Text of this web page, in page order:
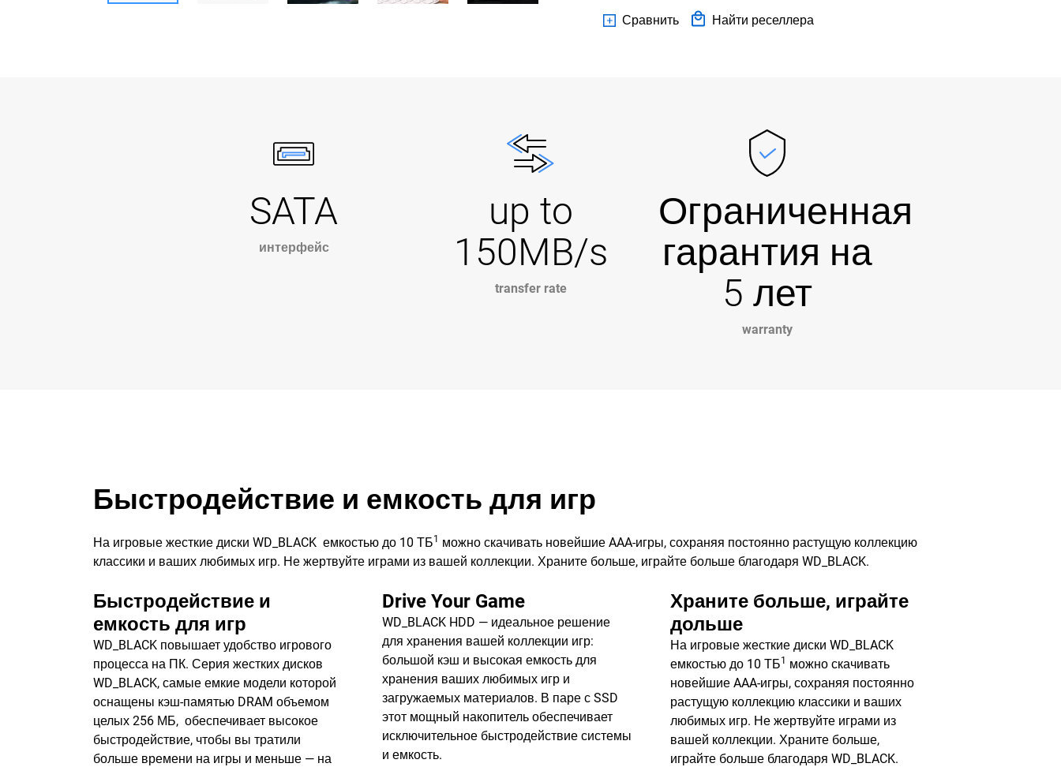
Сравнить Найти реселлера
SATA
интерфейс
up to
150MB/s
transfer rate
Ограниченная
гарантия на
5 лет
warranty
Быстродействие и емкость для игр
На игровые жесткие диски WD_BLACK емкостью до 10 ТБ1
можно скачивать новейшие AAA-игры, сохраняя постоянно растущую коллекцию
классики и ваших любимых игр. Не жертвуйте играми из вашей коллекции. Храните больше, играйте больше благодаря WD_BLACK.
Быстродействие и
емкость для игр
WD_BLACK повышает удобство игрового
процесса на ПК. Серия жестких дисков
WD_BLACK, самые емкие модели которой
оснащены кэш-памятью DRAM объемом
целых 256 МБ, обеспечивает высокое
быстродействие, чтобы вы тратили
больше времени на игры и меньше — на
Drive Your Game
WD_BLACK HDD — идеальное решение
для хранения вашей коллекции игр:
большой кэш и высокая емкость для
хранения ваших любимых игр и
загружаемых материалов. В паре с SSD
этот мощный накопитель обеспечивает
исключительное быстродействие системы
и емкость.
Храните больше, играйте
дольше
На игровые жесткие диски WD_BLACK
емкостью до 10 ТБ1
можно скачивать
новейшие AAA-игры, сохраняя постоянно
растущую коллекцию классики и ваших
любимых игр. Не жертвуйте играми из
вашей коллекции. Храните больше,
играйте больше благодаря WD_BLACK.